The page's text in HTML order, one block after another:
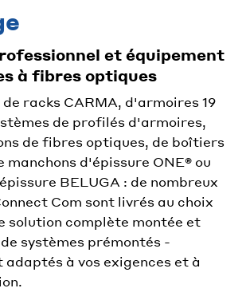
et équipement
à fibres optiques
racks CARMA, d'armoires 19
de profilés d'armoires,
de fibres optiques, de boîtiers
manchons d'épissure ONE® ou
BELUGA : de nombreux
Com sont livrés au choix
solution complète montée et
systèmes prémontés -
à vos exigences et à